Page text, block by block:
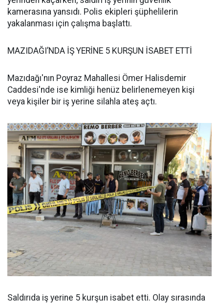
kamerasına yansıdı. Polis ekipleri şüphelilerin
yakalanması için çalışma başlattı.
MAZIDAĞI’NDA İŞ YERİNE 5 KURŞUN İSABET ETTİ
Mazıdağı'nın Poyraz Mahallesi Ömer Halisdemir
Caddesi'nde ise kimliği henüz belirlenemeyen kişi
veya kişiler bir iş yerine silahla ateş açtı.
Saldırıda iş yerine 5 kurşun isabet etti. Olay sırasında